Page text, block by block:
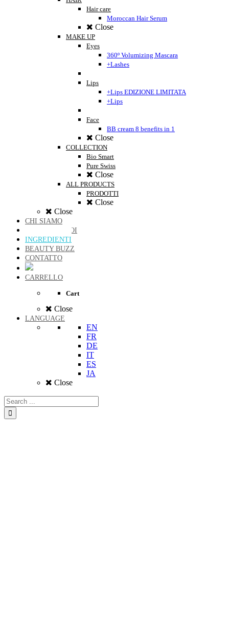
Hair care
Moroccan Hair Serum
Close
MAKE UP
Eyes
360º Volumizing Mascara
+Lashes
Lips
+Lips EDIZIONE LIMITATA
+Lips
Face
BB cream 8 benefits in 1
Close
COLLECTION
Bio Smart
Pure Swiss
Close
ALL PRODUCTS
PRODOTTI
Close
Close
CHI SIAMO
DICONO DI NOI
INGREDIENTI
BEAUTY BUZZ
CONTATTO
CARRELLO
Cart
Close
LANGUAGE
EN
FR
DE
IT
ES
JA
Close